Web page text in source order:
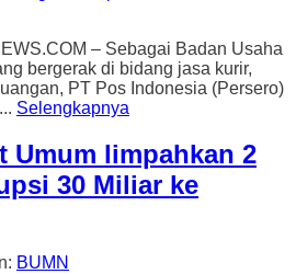
– Sebagai Badan Usaha
bergerak di bidang jasa kurir,
PT Pos Indonesia (Persero)
Selengkapnya
Umum limpahkan 2
30 Miliar ke
In: BUMN